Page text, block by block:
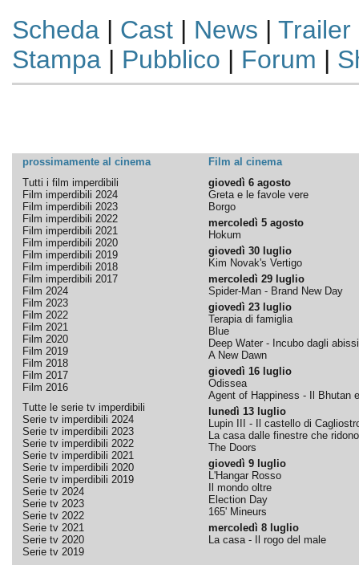
Scheda| Cast| News | Trailer
Stampa| Pubblico | Forum |
prossimamente al cinema
Film al cinema
Tutti i film imperdibili
Film imperdibili 2024
Film imperdibili 2023
Film imperdibili 2022
Film imperdibili 2021
Film imperdibili 2020
Film imperdibili 2019
Film imperdibili 2018
Film imperdibili 2017
Film 2024
Film 2023
Film 2022
Film 2021
Film 2020
Film 2019
Film 2018
Film 2017
Film 2016
Tutte le serie tv imperdibili
Serie tv imperdibili 2024
Serie tv imperdibili 2023
Serie tv imperdibili 2022
Serie tv imperdibili 2021
Serie tv imperdibili 2020
Serie tv imperdibili 2019
Serie tv 2024
Serie tv 2023
Serie tv 2022
Serie tv 2021
Serie tv 2020
Serie tv 2019
giovedì 6 agosto
Greta e le favole vere
Borgo
mercoledì 5 agosto
Hokum
giovedì 30 luglio
Kim Novak's Vertigo
mercoledì 29 luglio
Spider-Man - Brand New Day
giovedì 23 luglio
Terapia di famiglia
Blue
Deep Water - Incubo dagli abissi
A New Dawn
giovedì 16 luglio
Odissea
Agent of Happiness - Il Bhutan
lunedì 13 luglio
Lupin III - Il castello di
La casa dalle finestre che ridono
The Doors
giovedì 9 luglio
L'Hangar Rosso
Il mondo oltre
Election Day
165' Mineurs
mercoledì 8 luglio
La casa - Il rogo del male